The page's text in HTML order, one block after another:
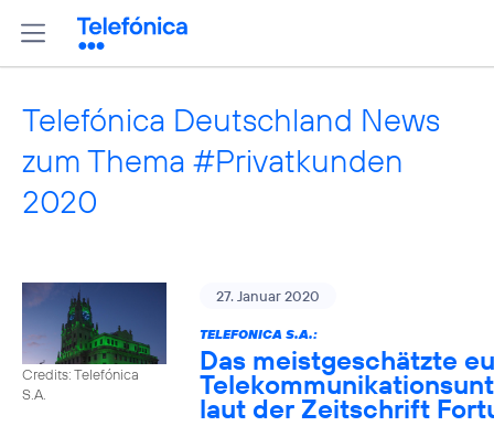
Telefónica Deutschland News
zum Thema #Privatkunden
2020
Credits: Telefónica
S.A.
27. Januar 2020
TELEFONICA S.A.:
Das meistgeschätzte
laut der Zeitschrift